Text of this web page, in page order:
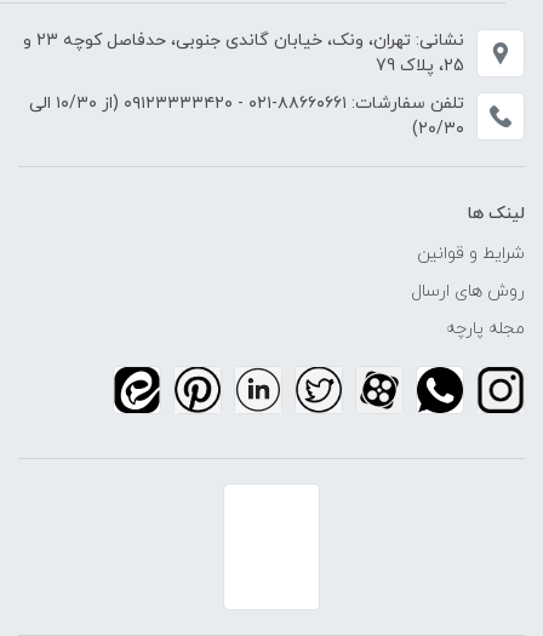
نشانی: تهران، ونک، خیابان گاندی جنوبی، حدفاصل کوچه 23 و
25، پلاک 79
تلفن سفارشات: ۸۸۶۶۰۶۶۱-۰۲۱ - ۰۹۱۲۳۳۳۳۴۲۰
(از ۱۰/۳۰ الی
۲۰/۳۰)
لینک ها
شرایط و قوانین
روش های ارسال
مجله پارچه